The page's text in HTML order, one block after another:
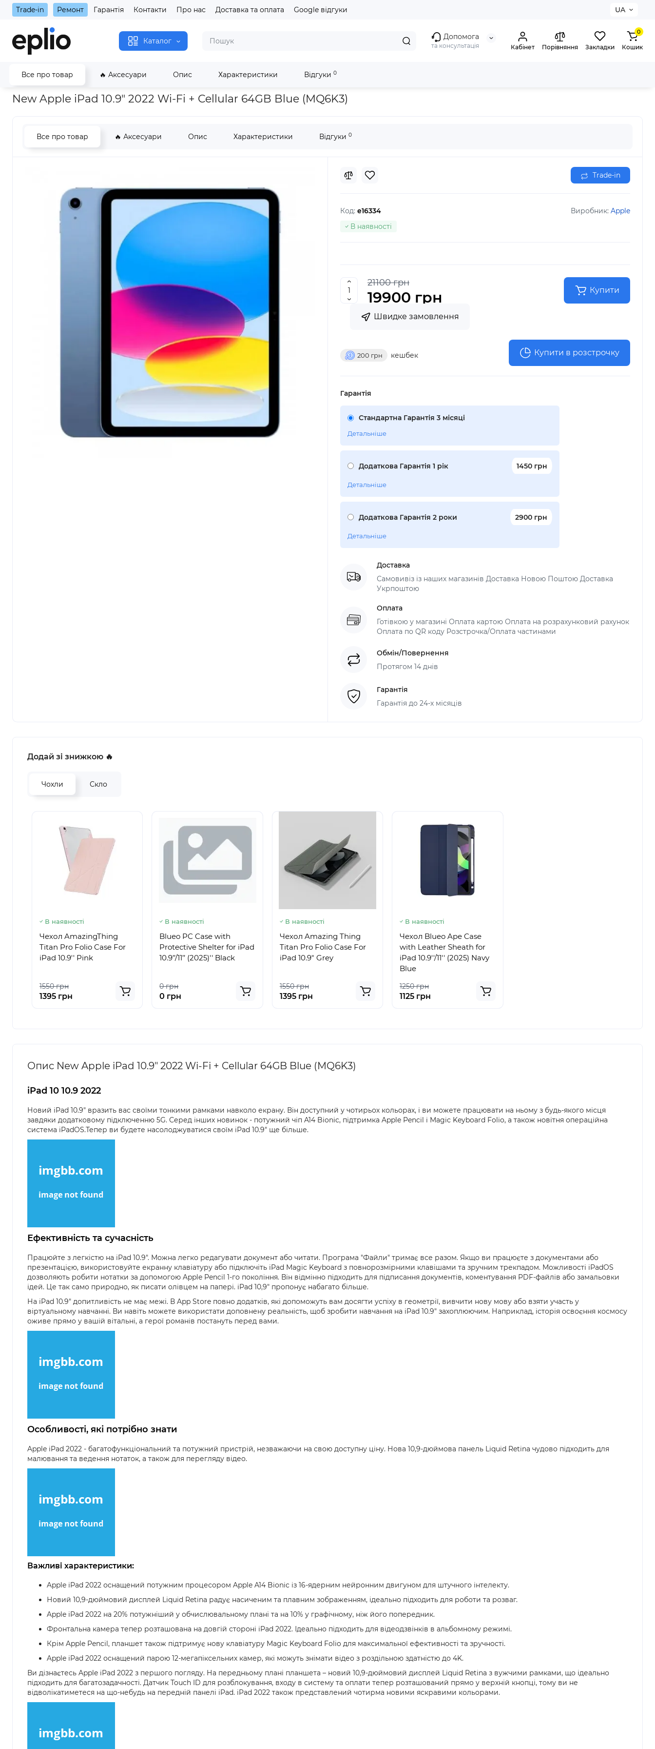
Trade-in Ремонт Гарантія Контакти Про нас Доставка та оплата Google відгуки UA
Каталог Допомога
та консультація Кабінет Порівняння Закладки
0
Кошик
Все про товар 🔥 Аксесуари Опис Характеристики Відгуки 0
Головна New Apple iPad 10.9" 2022 Wi-Fi + Cellular 64GB Blue (MQ6K3)
New Apple iPad 10.9" 2022 Wi-Fi + Cellular 64GB Blue (MQ6K3)
Все про товар 🔥 Аксесуари Опис Характеристики Відгуки 0
Trade-in
Код: e16334 Виробник: Apple
В наявності
21100 грн
19900 грн Купити
Швидке замовлення
200 грн кешбек Купити в розстрочку
Гарантія
Стандартна Гарантія 3 місяці
Детальніше
Додаткова Гарантія 1 рік 1450 грн
Детальніше
Додаткова Гарантія 2 роки 2900 грн
Детальніше
Доставка
Самовивіз із наших магазинів Доставка Новою Поштою Доставка
Укрпоштою
Оплата
Готівкою у магазині Оплата картою Оплата на розрахунковий рахунок
Оплата по QR коду Розстрочка/Оплата частинами
Обмін/Повернення
Протягом 14 днів
Гарантія
Гарантія до 24-х місяців
Додай зі знижкою 🔥
Чохли Скло
В наявності
Чехол AmazingThing
Titan Pro Folio Case For
iPad 10.9'' Pink
1550 грн
1395 грн
В наявності
Blueo PC Case with
Protective Shelter for iPad
10.9’’/11’’ (2025)'' Black
0 грн
0 грн
В наявності
Чехол Amazing Thing
Titan Pro Folio Case For
iPad 10.9" Grey
1550 грн
1395 грн
В наявності
Чехол Blueo Ape Case
with Leather Sheath for
iPad 10.9''/11'' (2025) Navy
Blue
1250 грн
1125 грн
Опис New Apple iPad 10.9" 2022 Wi-Fi + Cellular 64GB Blue (MQ6K3)
iPad 10 10.9 2022
Новий iPad 10.9" вразить вас своїми тонкими рамками навколо екрану. Він доступний у чотирьох кольорах, і ви можете працювати на ньому з будь-якого місця
завдяки додатковому підключенню 5G. Серед інших новинок - потужний чіп A14 Bionic, підтримка Apple Pencil і Magic Keyboard Folio, а також новітня операційна
система iPadOS.Тепер ви будете насолоджуватися своїм iPad 10.9" ще більше.
Ефективність та сучасність
Працюйте з легкістю на iPad 10.9". Можна легко редагувати документ або читати. Програма "Файли" тримає все разом. Якщо ви працюєте з документами або
презентацією, використовуйте екранну клавіатуру або підключіть iPad Magic Keyboard з повнорозмірними клавішами та зручним трекпадом. Можливості iPadOS
дозволяють робити нотатки за допомогою Apple Pencil 1-го покоління. Він відмінно підходить для підписання документів, коментування PDF-файлів або замальовки
ідей. Це так само природно, як писати олівцем на папері. iPad 10,9" пропонує набагато більше.
На iPad 10.9" допитливість не має межі. В App Store повно додатків, які допоможуть вам досягти успіху в геометрії, вивчити нову мову або взяти участь у
віртуальному навчанні. Ви навіть можете використати доповнену реальність, щоб зробити навчання на iPad 10.9" захоплюючим. Наприклад, історія освоєння космосу
оживе прямо у вашій вітальні, а герої романів постануть перед вами.
Особливості, які потрібно знати
Apple iPad 2022 - багатофункціональний та потужний пристрій, незважаючи на свою доступну ціну. Нова 10,9-дюймова панель Liquid Retina чудово підходить для
малювання та ведення нотаток, а також для перегляду відео.
Важливі характеристики:
Apple iPad 2022 оснащений потужним процесором Apple A14 Bionic із 16-ядерним нейронним двигуном для штучного інтелекту.
Новий 10,9-дюймовий дисплей Liquid Retina радує насиченим та плавним зображенням, ідеально підходить для роботи та розваг.
Apple iPad 2022 на 20% потужніший у обчислювальному плані та на 10% у графічному, ніж його попередник.
Фронтальна камера тепер розташована на довгій стороні iPad 2022. Ідеально підходить для відеодзвінків в альбомному режимі.
Крім Apple Pencil, планшет також підтримує нову клавіатуру Magic Keyboard Folio для максимальної ефективності та зручності.
Apple iPad 2022 оснащений парою 12-мегапіксельних камер, які можуть знімати відео з роздільною здатністю до 4K.
Ви дізнаєтесь Apple iPad 2022 з першого погляду. На передньому плані планшета – новий 10,9-дюймовий дисплей Liquid Retina з вужчими рамками, що ідеально
підходить для багатозадачності. Датчик Touch ID для розблокування, входу в систему та оплати тепер розташований прямо у верхній кнопці, тому ви не
відволікатиметеся на що-небудь на передній панелі iPad. iPad 2022 також представлений чотирма новими яскравими кольорами.